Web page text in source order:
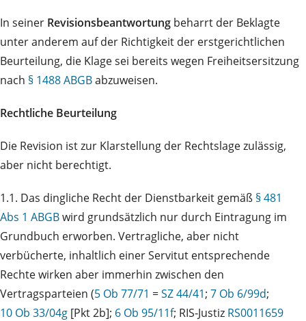
In seiner Revisionsbeantwortung beharrt der Beklagte
unter anderem auf der Richtigkeit der erstgerichtlichen
Beurteilung, die Klage sei bereits wegen Freiheitsersitzung
nach § 1488 ABGBabzuweisen.
Rechtliche Beurteilung
Die Revision ist zur Klarstellung der Rechtslage zulässig,
aber nicht berechtigt.
1.1. Das dingliche Recht der Dienstbarkeit gemäß § 481
Abs 1 ABGBwird grundsätzlich nur durch Eintragung im
Grundbuch erworben. Vertragliche, aber nicht
verbücherte, inhaltlich einer Servitut entsprechende
Rechte wirken aber immerhin zwischen den
Vertragsparteien (5 Ob 77/71 =SZ 44/41; 7 Ob 6/99d;
10 Ob 33/04g [Pkt 2b]; 6 Ob 95/11f; RIS‑Justiz RS0011659